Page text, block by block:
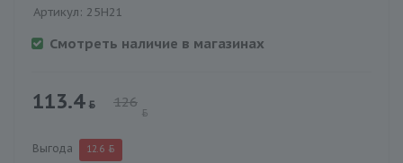
Артикул: 25H21
Смотреть наличие в магазинах
113.4 126
Выгода 12.6